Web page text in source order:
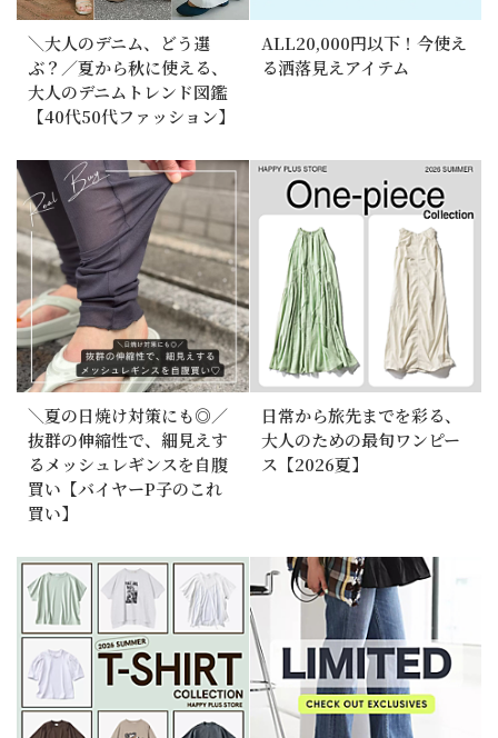
＼大人のデニム、どう選
ぶ？／夏から秋に使える、
大人のデニムトレンド図鑑
【40代50代ファッション】
ALL20,000円以下！今使え
る洒落見えアイテム
＼夏の日焼け対策にも◎／
抜群の伸縮性で、細見えす
るメッシュレギンスを自腹
買い【バイヤーP子のこれ
買い】
日常から旅先までを彩る、
大人のための最旬ワンピー
ス【2026夏】